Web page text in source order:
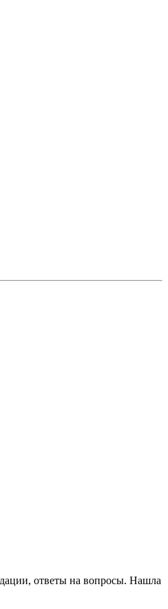
ответы на вопросы. Нашла